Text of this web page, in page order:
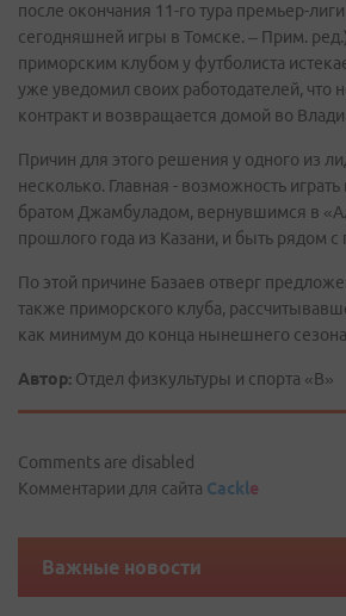
после окончания 11-го тура премьер-
сегодняшней игры в Томске. – Прим.
приморским клубом у футболиста
уже уведомил своих работодателей, что
контракт и возвращается домой во
Причин для этого решения у одного из
несколько. Главная - возможность
братом Джамбуладом, вернувшимся в
прошлого года из Казани, и быть рядом
По этой причине Базаев отверг
также приморского клуба,
как минимум до конца нынешнего
Автор: Отдел физкультуры и спорта «В»
Comments are disabled
Комментарии для сайта Cackle
Важные новости